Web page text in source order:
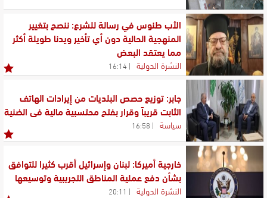
الأب طنوس في رسالة للشرع: ننصح بتغيير
المنهجية الحالية دون أي تأخير ويدنا طويلة أكثر
مما يعتقد البعض
النشرة الدولية 16:14
جابر: توزيع حصص البلديات من إيرادات الهاتف
الثابت قريباً وقرار بفتح محتسبية مالية في الضنية
سياسة 16:58
خارجية أميركا: لبنان وإسرائيل أقرب كثيرا للتوافق
بشأن دفع عملية المناطق التجريبية وتوسيعها
النشرة الدولية 20:11